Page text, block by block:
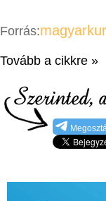
Forrás:
Tovább a cikkre »